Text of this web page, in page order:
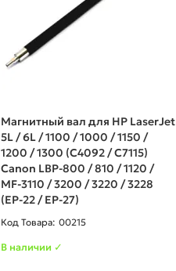
Магнитный вал для HP LaserJet
5L / 6L / 1100 / 1000 / 1150 /
1200 / 1300 (С4092 / C7115)
Canon LBP-800 / 810 / 1120 /
MF-3110 / 3200 / 3220 / 3228
(EP-22 / EP-27)
00215
В наличии ✓